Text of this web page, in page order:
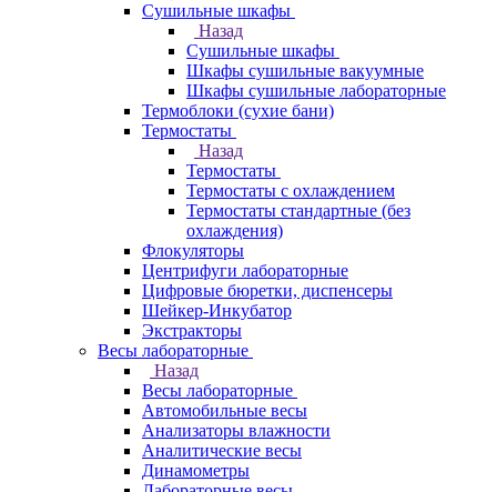
Сушильные шкафы
Назад
Сушильные шкафы
Шкафы сушильные вакуумные
Шкафы сушильные лабораторные
Термоблоки (сухие бани)
Термостаты
Назад
Термостаты
Термостаты с охлаждением
Термостаты стандартные (без
охлаждения)
Флокуляторы
Центрифуги лабораторные
Цифровые бюретки, диспенсеры
Шейкер-Инкубатор
Экстракторы
Весы лабораторные
Назад
Весы лабораторные
Автомобильные весы
Анализаторы влажности
Аналитические весы
Динамометры